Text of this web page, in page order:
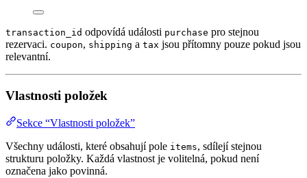
transaction_id odpovídá události purchase pro stejnou
rezervaci. coupon, shipping a tax jsou přítomny pouze pokud jsou
relevantní.
Vlastnosti položek
Sekce “Vlastnosti položek”
Všechny události, které obsahují pole items, sdílejí stejnou
strukturu položky. Každá vlastnost je volitelná, pokud není
označena jako povinná.